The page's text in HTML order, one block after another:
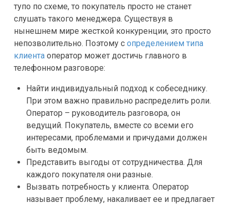
тупо по схеме, то покупатель просто не станет
слушать такого менеджера. Существуя в
нынешнем мире жесткой конкуренции, это просто
непозволительно. Поэтому с определением типа
клиентаоператор может достичь главного в
телефонном разговоре:
Найти индивидуальный подход к собеседнику.
При этом важно правильно распределить роли.
Оператор – руководитель разговора, он
ведущий. Покупатель, вместе со всеми его
интересами, проблемами и причудами должен
быть ведомым.
Представить выгоды от сотрудничества. Для
каждого покупателя они разные.
Вызвать потребность у клиента. Оператор
называет проблему, накаливает ее и предлагает